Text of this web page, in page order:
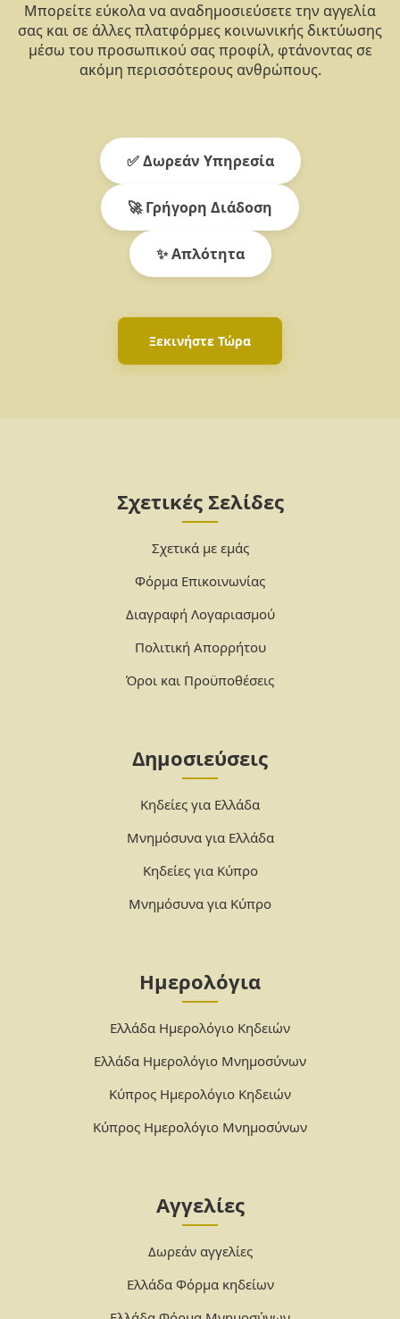
Μπορείτε εύκολα να αναδημοσιεύσετε την αγγελία
σας και σε άλλες πλατφόρμες κοινωνικής δικτύωσης
μέσω του προσωπικού σας προφίλ, φτάνοντας σε
ακόμη περισσότερους ανθρώπους.
✅ Δωρεάν Υπηρεσία
🚀 Γρήγορη Διάδοση
✨ Απλότητα
Ξεκινήστε Τώρα
Σχετικές Σελίδες
Σχετικά με εμάς
Φόρμα Επικοινωνίας
Διαγραφή Λογαριασμού
Πολιτική Απορρήτου
Όροι και Προϋποθέσεις
Δημοσιεύσεις
Κηδείες για Ελλάδα
Μνημόσυνα για Ελλάδα
Κηδείες για Κύπρο
Μνημόσυνα για Κύπρο
Ημερολόγια
Ελλάδα Ημερολόγιο Κηδειών
Ελλάδα Ημερολόγιο Μνημοσύνων
Κύπρος Ημερολόγιο Κηδειών
Κύπρος Ημερολόγιο Μνημοσύνων
Αγγελίες
Δωρεάν αγγελίες
Ελλάδα Φόρμα κηδείων